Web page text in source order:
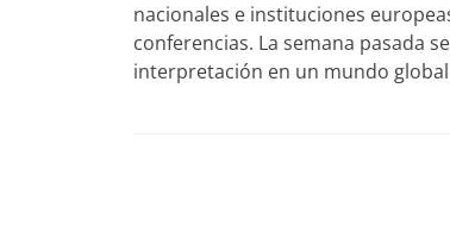
nacionales e instituciones
conferencias. La semana pasada
interpretación en un mundo